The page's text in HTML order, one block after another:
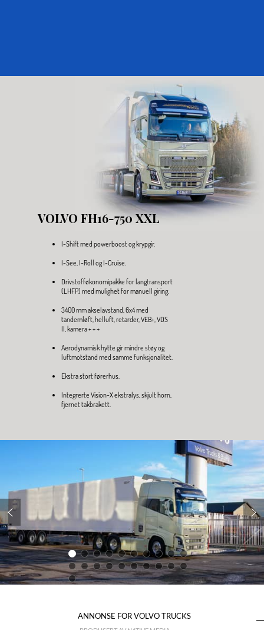
VOLVO FH16-750 XXL
I-Shift med powerboost og krypgir.
I-See, I-Roll og I-Cruise.
Drivstofføkonomipakke for langtransport
(LHFP) med mulighet for manuell giring.
3400 mm akselavstand, 6x4 med
tandemløft, helluft, retarder, VEB+, VDS
II, kamera + + +
Aerodynamisk hytte gir mindre støy og
luftmotstand med samme funksjonalitet.
Ekstra stort førerhus.
Integrerte Vision-X ekstralys, skjult horn,
fjernet takbrakett.
ANNONSE FOR VOLVO TRUCKS